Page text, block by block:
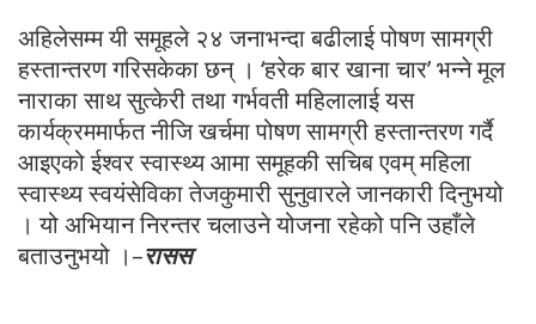
अहिलेसम्म यी समूहले २४ जनाभन्दा बढीलाई पोषण सामग्री
हस्तान्तरण गरिसकेका छन् । ‘हरेक बार खाना चार’ भन्ने मूल
नाराका साथ सुत्केरी तथा गर्भवती महिलालाई यस
कार्यक्रममार्फत नीजि खर्चमा पोषण सामग्री हस्तान्तरण गर्दै
आइएको ईश्वर स्वास्थ्य आमा समूहकी सचिब एवम् महिला
स्वास्थ्य स्वयंसेविका तेजकुमारी सुनुवारले जानकारी दिनुभयो
। यो अभियान निरन्तर चलाउने योजना रहेको पनि उहाँले
बताउनुभयो ।–रासस